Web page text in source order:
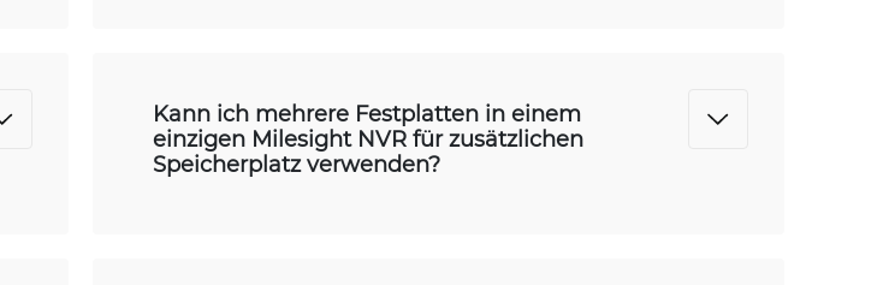
Kann ich mehrere Festplatten in einem
einzigen Milesight NVR für zusätzlichen
Speicherplatz verwenden?